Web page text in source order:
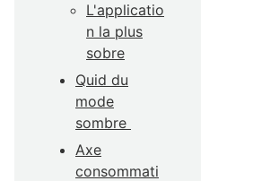
L'applicatio
n la plus
sobre
Quid du
mode
sombre
Axe
consommati